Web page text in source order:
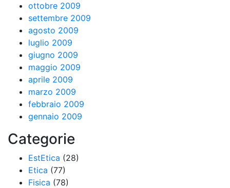
ottobre 2009
settembre 2009
agosto 2009
luglio 2009
giugno 2009
maggio 2009
aprile 2009
marzo 2009
febbraio 2009
gennaio 2009
Categorie
EstEtica (28)
Etica (77)
Fisica (78)